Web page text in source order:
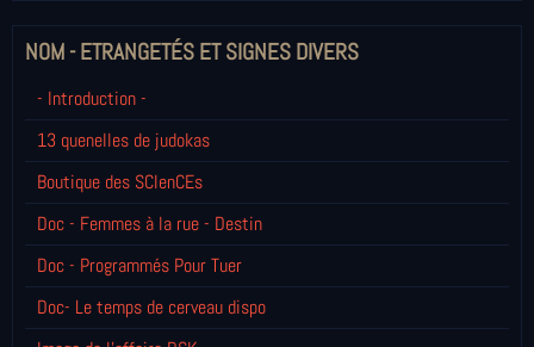
NOM - ETRANGETÉS ET SIGNES DIVERS
- Introduction -
13 quenelles de judokas
Boutique des SCIenCEs
Doc - Femmes à la rue - Destin
Doc - Programmés Pour Tuer
Doc- Le temps de cerveau dispo